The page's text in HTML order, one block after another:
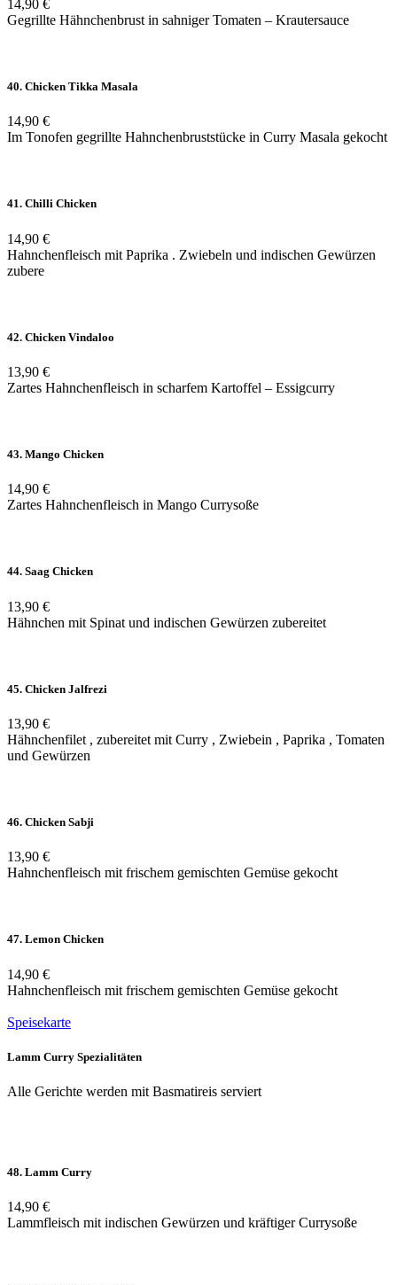
14,90 €
Gegrillte Hähnchenbrust in sahniger Tomaten – Krautersauce
40. Chicken Tikka Masala
14,90 €
Im Tonofen gegrillte Hahnchenbruststücke in Curry Masala gekocht
41. Chilli Chicken
14,90 €
Hahnchenfleisch mit Paprika . Zwiebeln und indischen Gewürzen
zubere
42. Chicken Vindaloo
13,90 €
Zartes Hahnchenfleisch in scharfem Kartoffel – Essigcurry
43. Mango Chicken
14,90 €
Zartes Hahnchenfleisch in Mango Currysoße
44. Saag Chicken
13,90 €
Hähnchen mit Spinat und indischen Gewürzen zubereitet
45. Chicken Jalfrezi
13,90 €
Hähnchenfilet , zubereitet mit Curry , Zwiebein , Paprika , Tomaten
und Gewürzen
46. Chicken Sabji
13,90 €
Hahnchenfleisch mit frischem gemischten Gemüse gekocht
47. Lemon Chicken
14,90 €
Hahnchenfleisch mit frischem gemischten Gemüse gekocht
Speisekarte
Lamm Curry Spezialitäten
Alle Gerichte werden mit Basmatireis serviert
48. Lamm Curry
14,90 €
Lammfleisch mit indischen Gewürzen und kräftiger Currysoße